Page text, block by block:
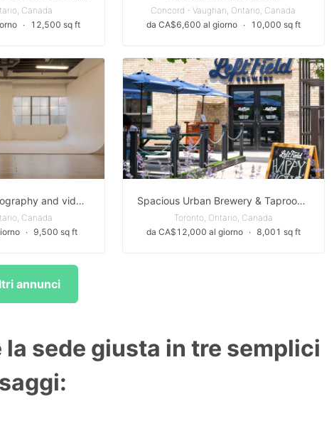
Canada
∙ 12,500 sq ft
Concord - Vaughan, Ontario, Canada
da CA$6,600 al giorno
∙ 10,000 sq ft
9,500 sq. ft. photography and video studio in Toronto
Canada
∙ 9,500 sq ft
Spacious Urban Brewery & Taproom Near Major Event Venues
Toronto, Ontario, Canada
da CA$12,000 al giorno
∙ 8,001 sq ft
annunci
sede giusta in tre semplici